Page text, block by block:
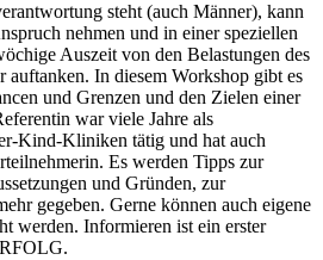
steht (auch Männer), kann
nehmen und in einer speziellen
Auszeit von den Belastungen des
auftanken. In diesem Workshop gibt es
und Grenzen und den Zielen einer
war viele Jahre als
Kind-Kliniken tätig und hat auch
Es werden Tipps zur
und Gründen, zur
gegeben. Gerne können auch eigene
werden. Informieren ist ein erster